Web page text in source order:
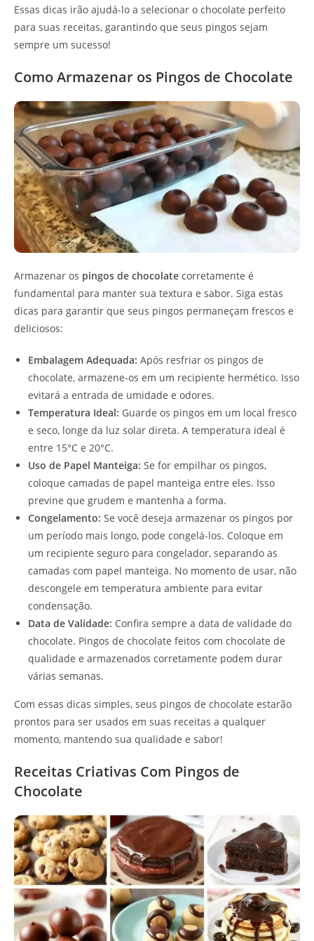
Essas dicas irão ajudá-lo a selecionar o chocolate perfeito
para suas receitas, garantindo que seus pingos sejam
sempre um sucesso!
Como Armazenar os Pingos de Chocolate
Armazenar os pingos de chocolate corretamente é
fundamental para manter sua textura e sabor. Siga estas
dicas para garantir que seus pingos permaneçam frescos e
deliciosos:
Embalagem Adequada: Após resfriar os pingos de
chocolate, armazene-os em um recipiente hermético. Isso
evitará a entrada de umidade e odores.
Temperatura Ideal: Guarde os pingos em um local fresco
e seco, longe da luz solar direta. A temperatura ideal é
entre 15°C e 20°C.
Uso de Papel Manteiga: Se for empilhar os pingos,
coloque camadas de papel manteiga entre eles. Isso
previne que grudem e mantenha a forma.
Congelamento: Se você deseja armazenar os pingos por
um período mais longo, pode congelá-los. Coloque em
um recipiente seguro para congelador, separando as
camadas com papel manteiga. No momento de usar, não
descongele em temperatura ambiente para evitar
condensação.
Data de Validade: Confira sempre a data de validade do
chocolate. Pingos de chocolate feitos com chocolate de
qualidade e armazenados corretamente podem durar
várias semanas.
Com essas dicas simples, seus pingos de chocolate estarão
prontos para ser usados em suas receitas a qualquer
momento, mantendo sua qualidade e sabor!
Receitas Criativas Com Pingos de
Chocolate